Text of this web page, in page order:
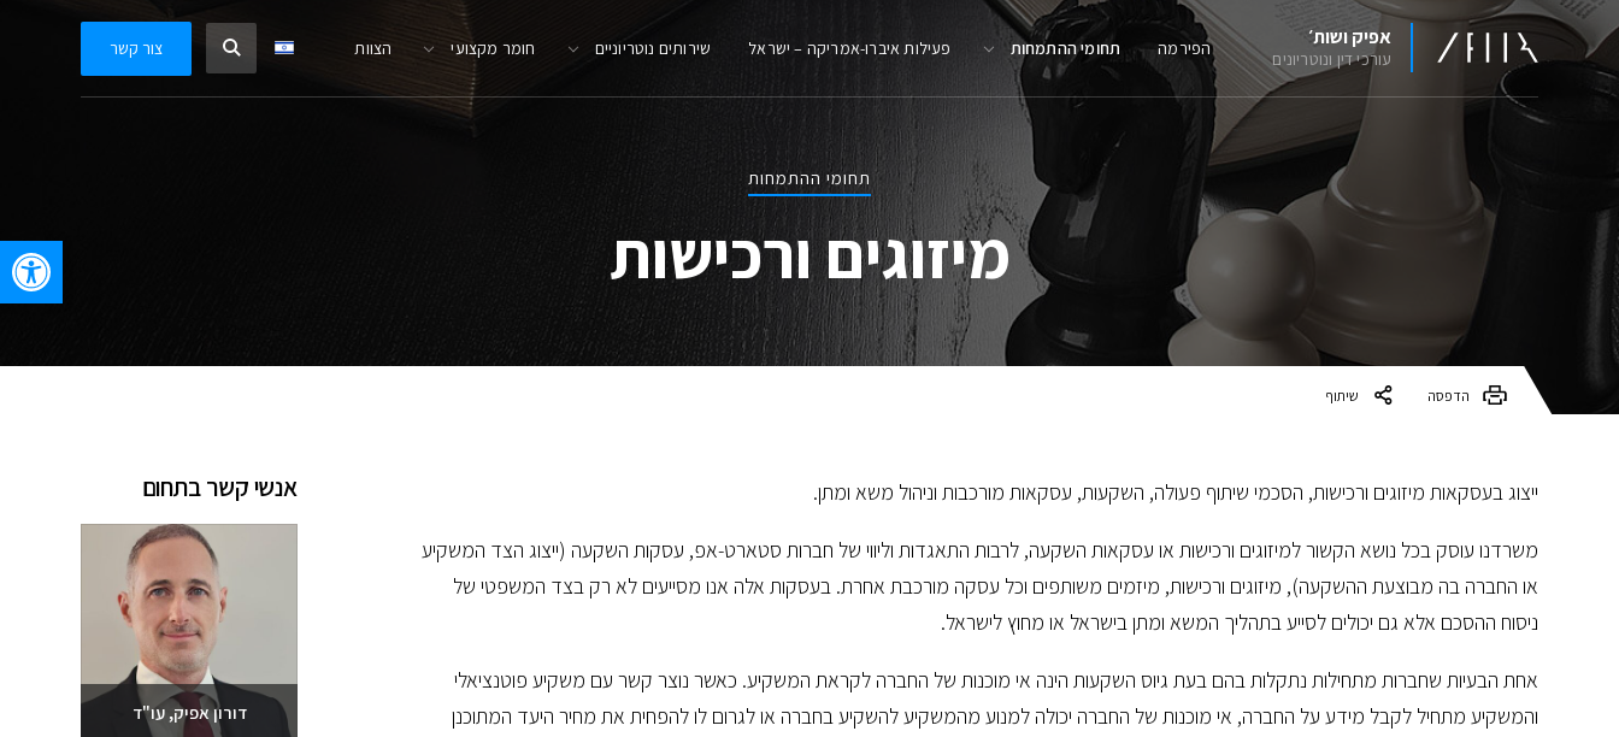
אפיק ושות׳
עורכי דין ונוטריונים הפירמה תחומי ההתמחות פעילות איברו-אמריקה – ישראל שירותים נוטריוניים חומר מקצועי הצוות צור קשר
תחומי ההתמחות
מיזוגים ורכישות
הדפסה שיתוף
ייצוג בעסקאות מיזוגים ורכישות, הסכמי שיתוף פעולה, השקעות, עסקאות מורכבות וניהול משא ומתן.
משרדנו עוסק בכל נושא הקשור למיזוגים ורכישות או עסקאות השקעה, לרבות התאגדות וליווי של חברות סטארט-אפ, עסקות השקעה (ייצוג הצד המשקיע
או החברה בה מבוצעת ההשקעה), מיזוגים ורכישות, מיזמים משותפים וכל עסקה מורכבת אחרת. בעסקות אלה אנו מסייעים לא רק בצד המשפטי של
ניסוח ההסכם אלא גם יכולים לסייע בתהליך המשא ומתן בישראל או מחוץ לישראל.
אחת הבעיות שחברות מתחילות נתקלות בהם בעת גיוס השקעות הינה אי מוכנות של החברה לקראת המשקיע. כאשר נוצר קשר עם משקיע פוטנציאלי
והמשקיע מתחיל לקבל מידע על החברה, אי מוכנות של החברה יכולה למנוע מהמשקיע להשקיע בחברה או לגרום לו להפחית את מחיר היעד המתוכנן
אנשי קשר בתחום
דורון אפיק, עו"ד